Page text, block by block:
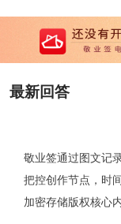
最新回答
敬业签通过图文记
把控创作节点，时
加密存储版权核心内